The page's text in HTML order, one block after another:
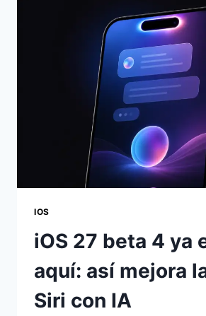
IOS
iOS 27 beta 4 ya
aquí: así mejora
Siri con IA